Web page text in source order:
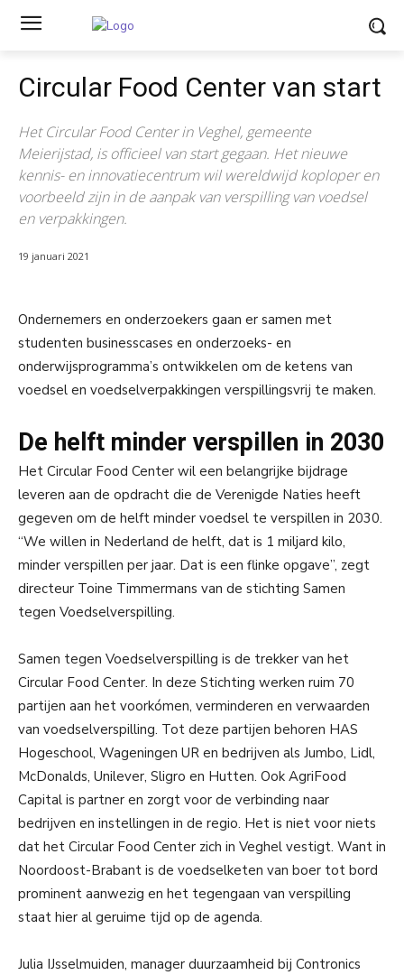
Circular Food Center van start
Het Circular Food Center in Veghel, gemeente
Meierijstad, is officieel van start gegaan. Het nieuwe
kennis- en innovatiecentrum wil wereldwijd koploper en
voorbeeld zijn in de aanpak van verspilling van voedsel
en verpakkingen.
19 januari 2021
Ondernemers en onderzoekers gaan er samen met
studenten businesscases en onderzoeks- en
onderwijsprogramma’s ontwikkelen om de ketens van
voedsel en voedselverpakkingen verspillingsvrij te maken.
De helft minder verspillen in 2030
Het Circular Food Center wil een belangrijke bijdrage
leveren aan de opdracht die de Verenigde Naties heeft
gegeven om de helft minder voedsel te verspillen in 2030.
“We willen in Nederland de helft, dat is 1 miljard kilo,
minder verspillen per jaar. Dat is een flinke opgave”, zegt
directeur Toine Timmermans van de stichting Samen
tegen Voedselverspilling.
Samen tegen Voedselverspilling is de trekker van het
Circular Food Center. In deze Stichting werken ruim 70
partijen aan het voorkómen, verminderen en verwaarden
van voedselverspilling. Tot deze partijen behoren HAS
Hogeschool, Wageningen UR en bedrijven als Jumbo, Lidl,
McDonalds, Unilever, Sligro en Hutten. Ook AgriFood
Capital is partner en zorgt voor de verbinding naar
bedrijven en instellingen in de regio. Het is niet voor niets
dat het Circular Food Center zich in Veghel vestigt. Want in
Noordoost-Brabant is de voedselketen van boer tot bord
prominent aanwezig en het tegengaan van verspilling
staat hier al geruime tijd op de agenda.
Julia IJsselmuiden, manager duurzaamheid bij Contronics